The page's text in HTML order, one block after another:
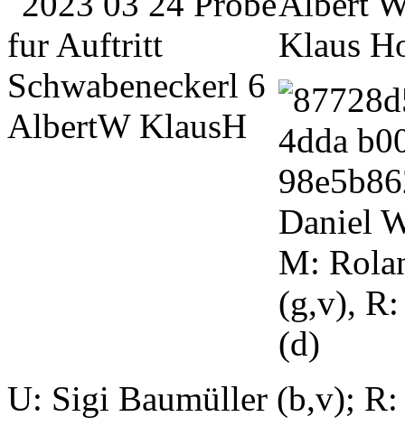
Klaus
Daniel
M:
(g,v),
(d)
U: Sigi Baumüller (b,v); R: